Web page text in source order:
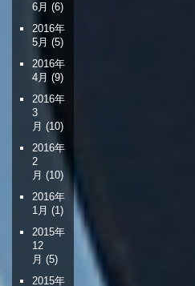
6月 (6)
2016年
5月 (5)
2016年
4月 (9)
2016年
3
月 (10)
2016年
2
月 (10)
2016年
1月 (1)
2015年
12
月 (5)
2015年